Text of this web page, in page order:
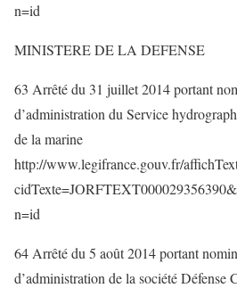
n=id
MINISTERE DE LA DEFENSE
63 Arrêté du 31 juillet 2014 portant
d’administration du Service
de la marine
http://www.legifrance.gouv.fr/
n=id
64 Arrêté du 5 août 2014 portant
d’administration de la société Défense